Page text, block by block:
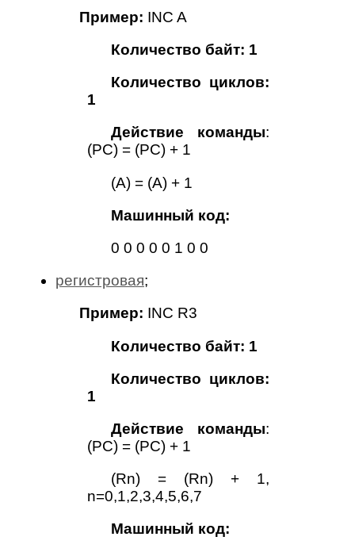
Пример: INC A
Количество байт: 1
Количество циклов:
1
Действие команды:
(PC) = (PC) + 1
(A) = (A) + 1
Машинный код:
0 0 0 0 0 1 0 0
регистровая;
Пример: INC R3
Количество байт: 1
Количество циклов:
1
Действие команды:
(PC) = (PC) + 1
(Rn) = (Rn) + 1,
n=0,1,2,3,4,5,6,7
Машинный код: